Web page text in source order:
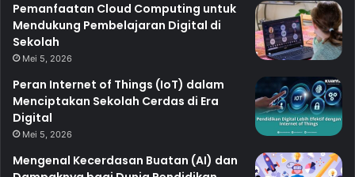
Pemanfaatan Cloud Computing untuk
Mendukung Pembelajaran Digital di
Sekolah
Mei 5, 2026
Peran Internet of Things (IoT) dalam
Menciptakan Sekolah Cerdas di Era
Digital
Mei 5, 2026
Mengenal Kecerdasan Buatan (AI) dan